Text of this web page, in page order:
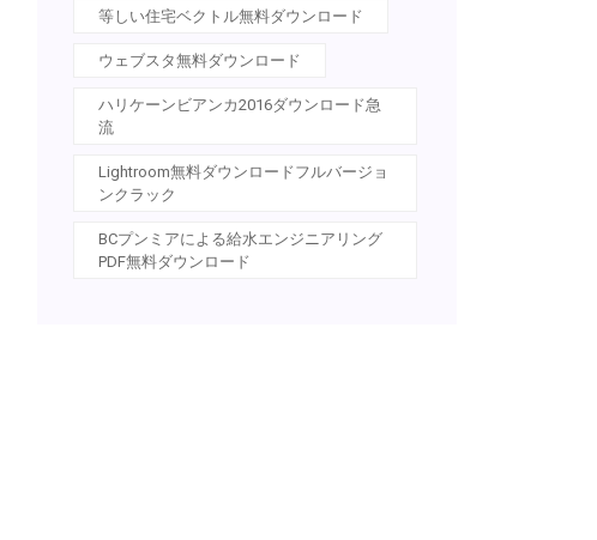
等しい住宅ベクトル無料ダウンロード
ウェブスタ無料ダウンロード
ハリケーンビアンカ2016ダウンロード急
流
Lightroom無料ダウンロードフルバージョ
ンクラック
BCプンミアによる給水エンジニアリング
PDF無料ダウンロード